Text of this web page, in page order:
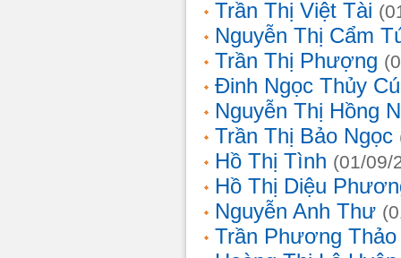
Trần Thị Việt Tài
Nguyễn Thị Cẩm
Trần Thị Phượng
Đinh Ngọc Thủy
Nguyễn Thị Hồng
Trần Thị Bảo Ngọc
Hồ Thị Tình (01/09/
Hồ Thị Diệu
Nguyễn Anh Thư
Trần Phương Thảo